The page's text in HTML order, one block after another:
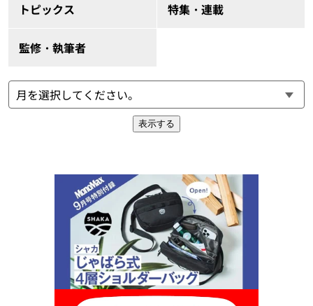
トピックス 特集・連載
監修・執筆者
表示する